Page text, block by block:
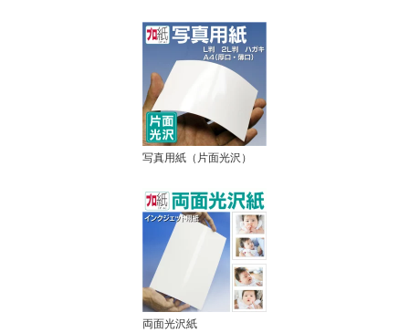
メ
写真用紙（片面光沢）
両面光沢紙